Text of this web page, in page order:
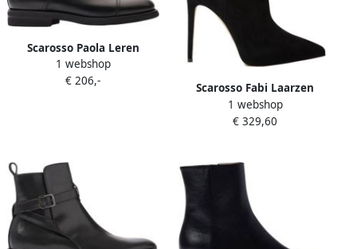
Scarosso Paola Leren
Veterschoenen Zwart
Dames
1 webshop
€ 206,-
Scarosso Fabi Laarzen
Zwarte Suède
Ambachtelijke Booties
1 webshop
€ 329,60